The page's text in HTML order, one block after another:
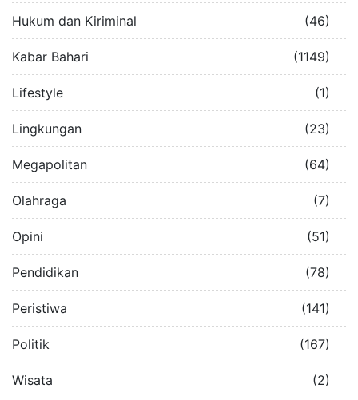
Hukum dan Kiriminal (46)
Kabar Bahari (1149)
Lifestyle (1)
Lingkungan (23)
Megapolitan (64)
Olahraga (7)
Opini (51)
Pendidikan (78)
Peristiwa (141)
Politik (167)
Wisata (2)